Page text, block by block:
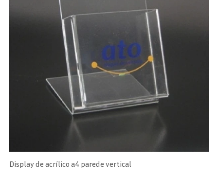
Display de acrílico a4 parede vertical